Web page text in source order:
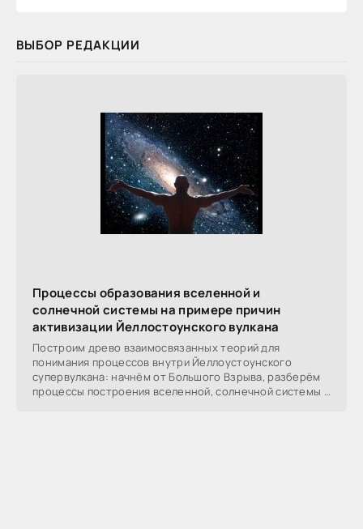
ВЫБОР РЕДАКЦИИ
Процессы образования вселенной и
солнечной системы на примере причин
активизации Йеллостоунского вулкана
Построим древо взаимосвязанных теорий для
понимания процессов внутри Йеллоустоунского
супервулкана: начнём от Большого Взрыва, разберём
процессы построения вселенной, солнечной системы в